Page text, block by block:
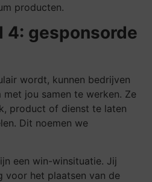
producten.
4: gesponsorde
wordt, kunnen bedrijven
jou samen te werken. Ze
product of dienst te laten
Dit noemen we
een win-winsituatie. Jij
voor het plaatsen van de